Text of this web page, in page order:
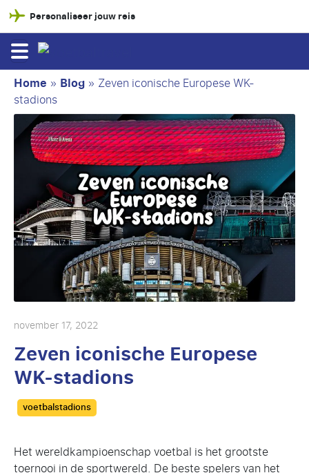
Personaliseer jouw reis
Home » Blog » Zeven iconische Europese WK-
stadions
november 17, 2022
Zeven iconische Europese
WK-stadions
Categories
voetbalstadions
Het wereldkampioenschap voetbal is het grootste
toernooi in de sportwereld. De beste spelers van het